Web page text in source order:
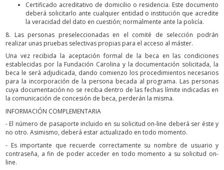
Certificado acreditativo de domicilio o residencia. Este documento
deberá solicitarlo ante cualquier entidad o institución que acredite
la veracidad del dato en cuestión; normalmente ante la policía.
8. Las personas preseleccionadas en el comité de selección podrán
realizar unas pruebas selectivas propias para el acceso al máster.
Una vez recibida la aceptación formal de la beca en las condiciones
establecidas por la Fundación Carolina y la documentación solicitada, la
beca le será adjudicada, dando comienzo los procedimientos necesarios
para la incorporación de la persona becada al programa. Las personas
cuya documentación no se reciba dentro de las fechas límite indicadas en
la comunicación de concesión de beca, perderán la misma.
INFORMACIÓN COMPLEMENTARIA
- El número de pasaporte incluido en su solicitud on-line deberá ser éste y
no otro. Asimismo, deberá estar actualizado en todo momento.
- Es importante que recuerde correctamente su nombre de usuario y
contraseña, a fin de poder acceder en todo momento a su solicitud on-
line.